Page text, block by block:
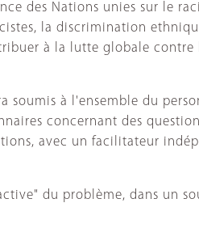
des Nations unies sur le
la discrimination
à la lutte globale
soumis à l'ensemble du
concernant des
avec un facilitateur
du problème, dans un